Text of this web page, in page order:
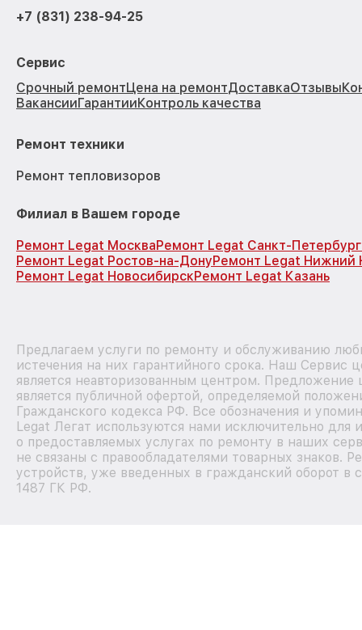
+7 (831) 238-94-25
Сервис
Срочный ремонтЦена на ремонтДоставкаОтзывы
ВакансииГарантииКонтроль качества
Ремонт техники
Ремонт тепловизоров
Филиал в Вашем городе
Ремонт Legat МоскваРемонт Legat Санкт-Петербург
Ремонт Legat Ростов-на-ДонуРемонт Legat Нижний
Ремонт Legat НовосибирскРемонт Legat Казань
Предлагаем услуги по ремонту и обслуживанию
истечения на них гарантийного срока. Наш
является неавторизованным центром. Предложение
является публичной офертой, определяемой
Гражданского кодекса РФ. Все обозначения и
Legat Легат используются нами исключительно для
о предоставляемых услугах по ремонту в наших
не связаны с правообладателями товарных знаков.
устройств, уже введенных в гражданский оборот в
1487 ГК РФ.